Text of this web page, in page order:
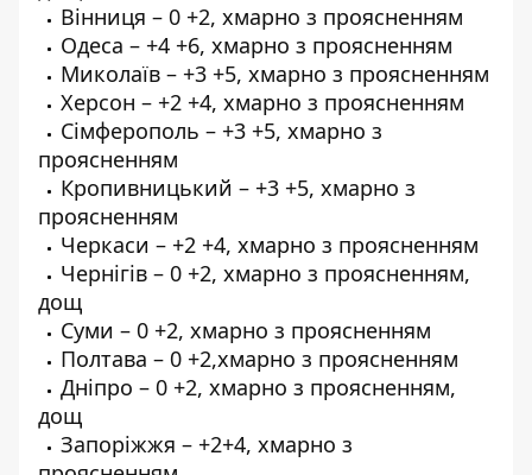
Вінниця – 0 +2, хмарно з проясненням
Одеса – +4 +6, хмарно з проясненням
Миколаїв – +3 +5, хмарно з проясненням
Херсон – +2 +4, хмарно з проясненням
Сімферополь – +3 +5, хмарно з
проясненням
Кропивницький – +3 +5, хмарно з
проясненням
Черкаси – +2 +4, хмарно з проясненням
Чернігів – 0 +2, хмарно з проясненням,
дощ
Суми – 0 +2, хмарно з проясненням
Полтава – 0 +2,хмарно з проясненням
Дніпро – 0 +2, хмарно з проясненням,
дощ
Запоріжжя – +2+4, хмарно з